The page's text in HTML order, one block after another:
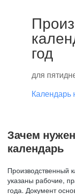
год
для
Календарь
Зачем
календарь
Производственный
указаны рабочие,
года. Документ